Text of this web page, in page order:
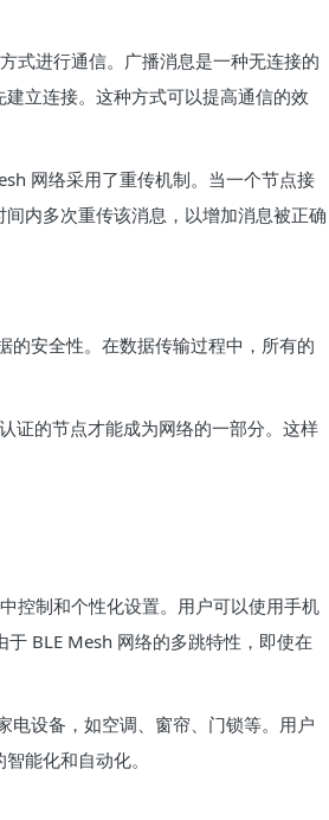
式进行通信。广播消息是一种无连接的
立连接。这种方式可以提高通信的效
网络采用了重传机制。当一个节点接
内多次重传该消息，以增加消息被正确
的安全性。在数据传输过程中，所有的
证的节点才能成为网络的一部分。这样
控制和个性化设置。用户可以使用手机
BLE Mesh 网络的多跳特性，即使在
电设备，如空调、窗帘、门锁等。用户
能化和自动化。